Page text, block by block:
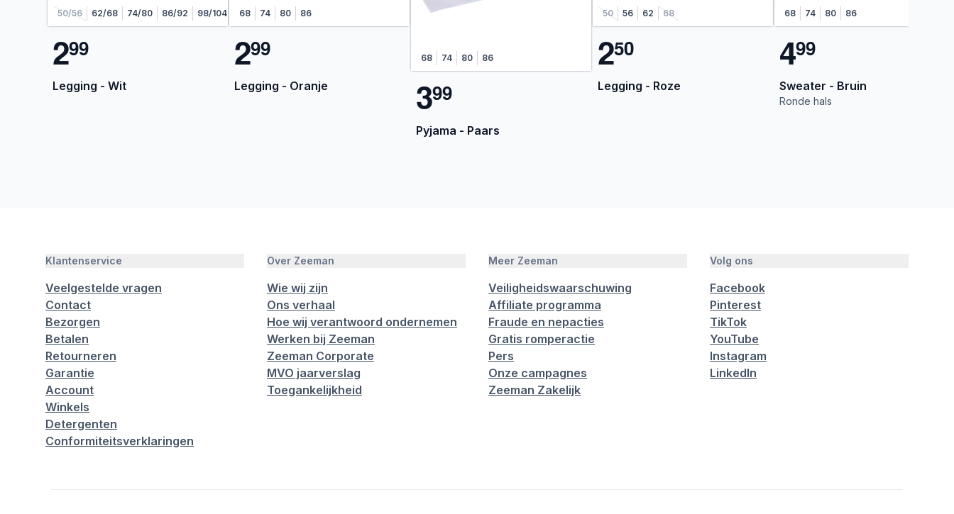
50/56 62/68 74/80 86/92 98/104
299
Legging - Wit
68 74 80 86
299
Legging - Oranje
68 74 80 86
399
Pyjama - Paars
50 56 62 68
250
Legging - Roze
68 74 80 86
499
Sweater - Bruin
Ronde hals
Klantenservice
Veelgestelde vragen
Contact
Bezorgen
Betalen
Retourneren
Garantie
Account
Winkels
Detergenten
Conformiteitsverklaringen
Over Zeeman
Wie wij zijn
Ons verhaal
Hoe wij verantwoord ondernemen
Werken bij Zeeman
Zeeman Corporate
MVO jaarverslag
Toegankelijkheid
Meer Zeeman
Veiligheidswaarschuwing
Affiliate programma
Fraude en nepacties
Gratis romperactie
Pers
Onze campagnes
Zeeman Zakelijk
Volg ons
Facebook
Pinterest
TikTok
YouTube
Instagram
LinkedIn